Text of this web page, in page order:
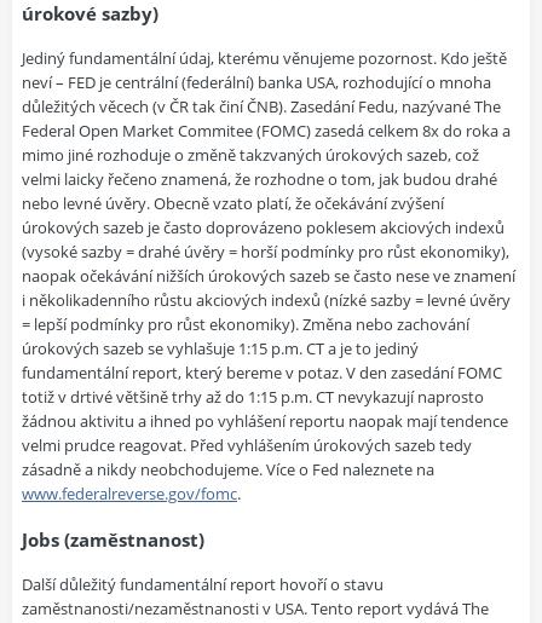
úrokové sazby)
Jediný fundamentální údaj, kterému věnujeme pozornost. Kdo ještě
neví – FED je centrální (federální) banka USA, rozhodující o mnoha
důležitých věcech (v ČR tak činí ČNB). Zasedání Fedu, nazývané The
Federal Open Market Commitee (FOMC) zasedá celkem 8x do roka a
mimo jiné rozhoduje o změně takzvaných úrokových sazeb, což
velmi laicky řečeno znamená, že rozhodne o tom, jak budou drahé
nebo levné úvěry. Obecně vzato platí, že očekávání zvýšení
úrokových sazeb je často doprovázeno poklesem akciových indexů
(vysoké sazby = drahé úvěry = horší podmínky pro růst ekonomiky),
naopak očekávání nižších úrokových sazeb se často nese ve znamení
i několikadenního růstu akciových indexů (nízké sazby = levné úvěry
= lepší podmínky pro růst ekonomiky). Změna nebo zachování
úrokových sazeb se vyhlašuje 1:15 p.m. CT a je to jediný
fundamentální report, který bereme v potaz. V den zasedání FOMC
totiž v drtivé většině trhy až do 1:15 p.m. CT nevykazují naprosto
žádnou aktivitu a ihned po vyhlášení reportu naopak mají tendence
velmi prudce reagovat. Před vyhlášením úrokových sazeb tedy
zásadně a nikdy neobchodujeme. Více o Fed naleznete na
www.federalreverse.gov/fomc.
Jobs (zaměstnanost)
Další důležitý fundamentální report hovoří o stavu
zaměstnanosti/nezaměstnanosti v USA. Tento report vydává The